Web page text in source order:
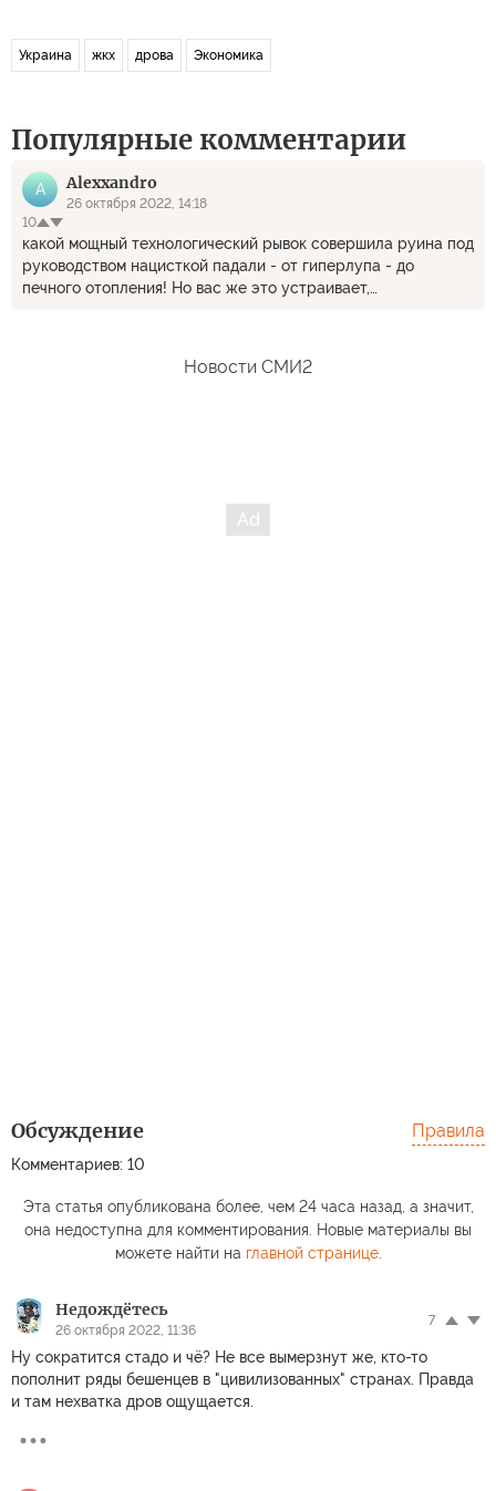
Украина жкх дрова Экономика
Популярные комментарии
A Alexxandro
26 октября 2022, 14:18
10
какой мощный технологический рывок совершила руина под
руководством нацисткой падали - от гиперлупа - до
печного отопления! Но вас же это устраивает,
Новости СМИ2
Обсуждение
Комментариев: 10
Правила
Эта статья опубликована более, чем 24 часа назад, а значит,
она недоступна для комментирования. Новые материалы вы
можете найти на главной странице.
Недождётесь
26 октября 2022, 11:36
7
Ну сократится стадо и чё? Не все вымерзнут же, кто-то
пополнит ряды бешенцев в "цивилизованных" странах. Правда
и там нехватка дров ощущается.